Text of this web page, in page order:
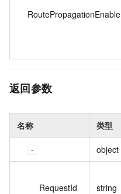
RoutePropagationEnable
返回参数
名称 类型
object
RequestId string